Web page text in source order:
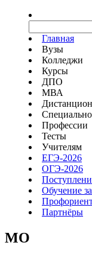
Главная
Вузы
Колледжи
Курсы
ДПО
МВА
Профессии
Тесты
Учителям
ЕГЭ-2026
ОГЭ-2026
Обучение
Партнёры
MO